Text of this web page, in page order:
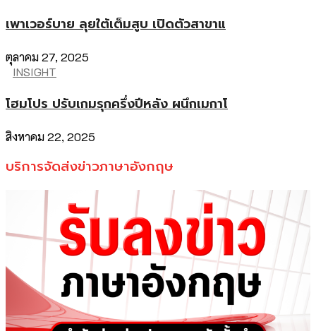
เพาเวอร์บาย ลุยใต้เต็มสูบ เปิดตัวสาขาแ
ตุลาคม 27, 2025
INSIGHT
โฮมโปร ปรับเกมรุกครึ่งปีหลัง ผนึกเมกาโ
สิงหาคม 22, 2025
บริการจัดส่งข่าวภาษาอังกฤษ